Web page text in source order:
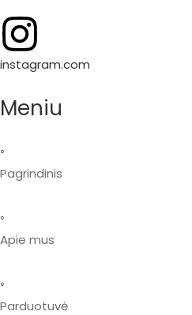
instagram.com
Meniu
◦
Pagrindinis
◦
Apie mus
◦
Parduotuvė